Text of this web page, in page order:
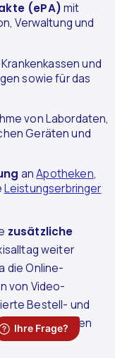
(ePA)mit
Verwaltung und
und
sowie für das
von Labordaten,
Geräten und
anApotheken,
Leistungserbringer
zusätzliche
weiter
die Online-
von Video-
Bestell- und
Zeit und Kosten